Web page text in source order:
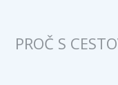
PROČ S